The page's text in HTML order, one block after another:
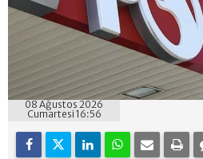
08 Ağustos 2026
Cumartesi 16:56